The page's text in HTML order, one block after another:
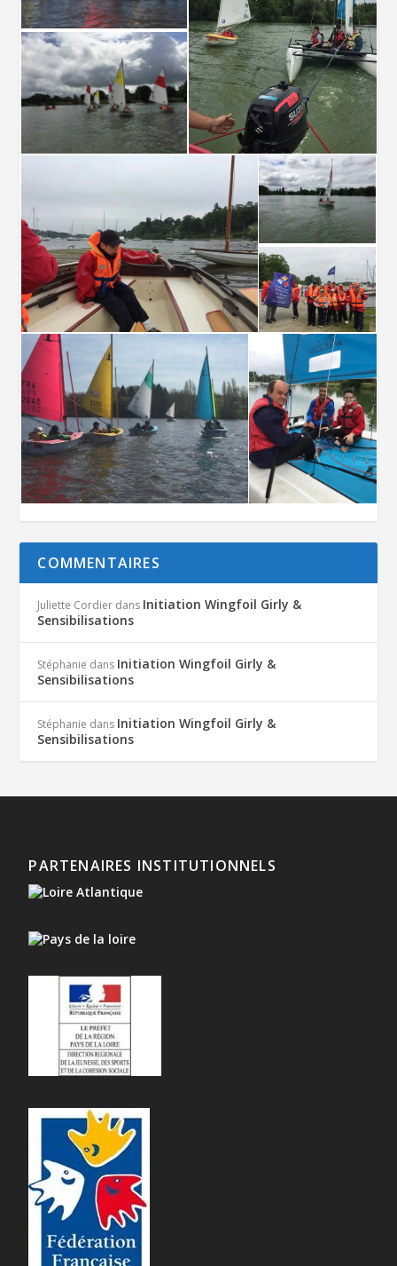
COMMENTAIRES
Juliette Cordier dans Initiation Wingfoil Girly &
Sensibilisations
Stéphanie dans Initiation Wingfoil Girly &
Sensibilisations
Stéphanie dans Initiation Wingfoil Girly &
Sensibilisations
PARTENAIRES INSTITUTIONNELS